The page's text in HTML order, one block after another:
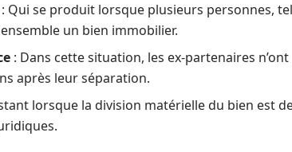
: Qui se produit lorsque plusieurs personnes,
un bien immobilier.
: Dans cette situation, les ex-partenaires
après leur séparation.
lorsque la division matérielle du bien est